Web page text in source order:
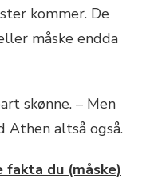
kommer. De
måske endda
skønne. – Men
Athen altså også.
du (måske)